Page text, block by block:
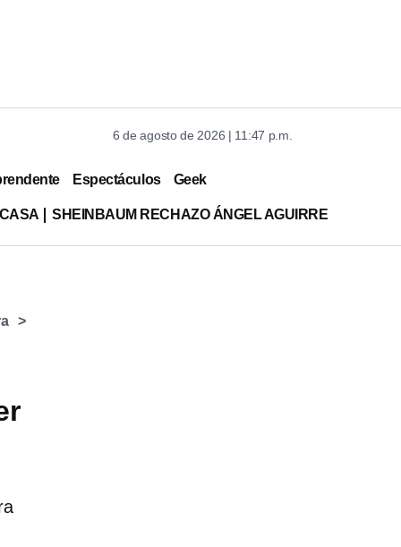
6 de agosto de 2026 | 11:47 p.m.
Espectáculos Geek
SHEINBAUM RECHAZO ÁNGEL AGUIRRE